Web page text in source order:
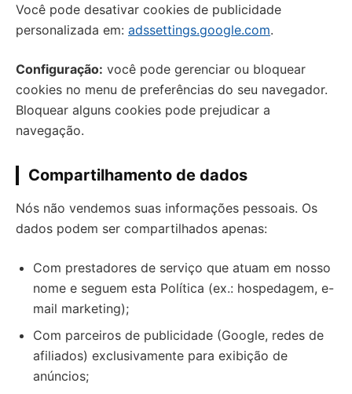
Você pode desativar cookies de publicidade
personalizada em: adssettings.google.com.
Configuração: você pode gerenciar ou bloquear
cookies no menu de preferências do seu navegador.
Bloquear alguns cookies pode prejudicar a
navegação.
Compartilhamento de dados
Nós não vendemos suas informações pessoais. Os
dados podem ser compartilhados apenas:
Com prestadores de serviço que atuam em nosso
nome e seguem esta Política (ex.: hospedagem, e-
mail marketing);
Com parceiros de publicidade (Google, redes de
afiliados) exclusivamente para exibição de
anúncios;